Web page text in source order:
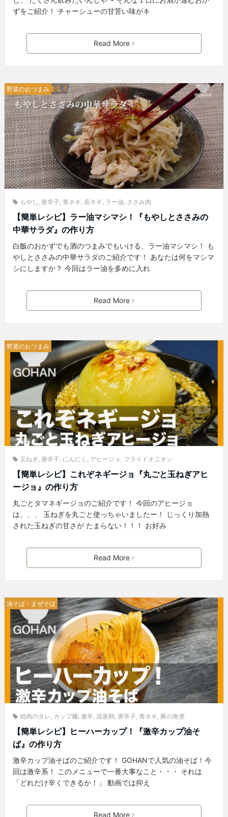
ずをご紹介！ チャーシューの甘苦い味がキ
Read More
野菜のおつまみ
もやし , 唐辛子, 青ネギ, 長ネギ, ラー油, ささみ肉
【簡単レシピ】ラー油マシマシ！『もやしとささみの
中華サラダ』の作り方
白飯のおかずでも酒のつまみでもいける、ラー油マシマシ！ も
やしとささみの中華サラダのご紹介です！ あなたは何をマシマ
シにしますか？ 今回はラー油を多めに入れ
Read More
野菜のおつまみ
玉ねぎ, 唐辛子, にんにく , アヒージョ , フライドオニオン
【簡単レシピ】これぞネギージョ『丸ごと玉ねぎアヒ
ージョ』の作り方
丸ごとタマネギージョのご紹介です！ 今回のアヒージョ
は、、、 玉ねぎを丸ごと使っちゃいましたー！ じっくり加熱
された玉ねぎの甘さが たまらない！！！ お好み
Read More
油そば・まぜそば
焼肉のタレ, カップ麺, 激辛, 温泉卵, 唐辛子, 青ネギ, 豚の角煮
【簡単レシピ】ヒーハーカップ！『激辛カップ油そ
ば』の作り方
激辛カップ油そばのご紹介です！ GOHANで人気の油そば！今
回は激辛系！ このメニューで一番大事なこと・・・ それは
「どれだけ辛くできるか！」 動画では抑え
Read More